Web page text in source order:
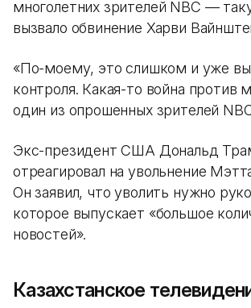
многолетних зрителей NBC —
вызвало обвинение Харви
«По-моему, это слишком и уже
контроля. Какая-то война
один из опрошенных зрителей
Экс-президент США Дональд
отреагировал на увольнение
Он заявил, что уволить нужно
которое выпускает «большое
новостей».
Казахстанское